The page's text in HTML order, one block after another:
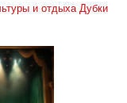
и отдыха Дубки